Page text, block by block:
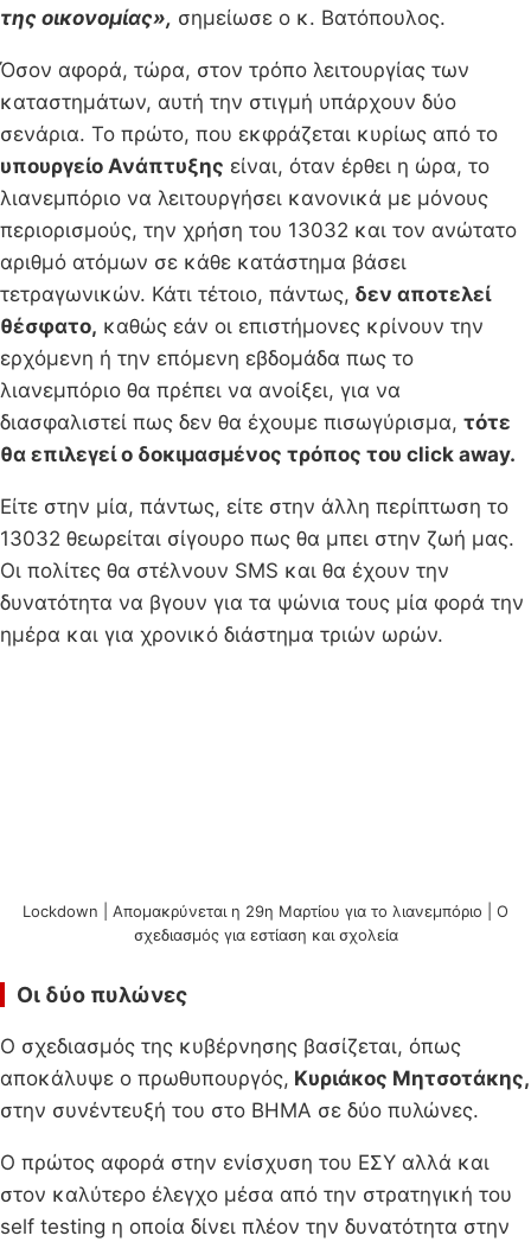
της οικονομίας», σημείωσε ο κ. Βατόπουλος.
Όσον αφορά, τώρα, στον τρόπο λειτουργίας των
καταστημάτων, αυτή την στιγμή υπάρχουν δύο
σενάρια. Το πρώτο, που εκφράζεται κυρίως από το
υπουργείο Ανάπτυξης είναι, όταν έρθει η ώρα, το
λιανεμπόριο να λειτουργήσει κανονικά με μόνους
περιορισμούς, την χρήση του 13032 και τον ανώτατο
αριθμό ατόμων σε κάθε κατάστημα βάσει
τετραγωνικών. Κάτι τέτοιο, πάντως, δεν αποτελεί
θέσφατο, καθώς εάν οι επιστήμονες κρίνουν την
ερχόμενη ή την επόμενη εβδομάδα πως το
λιανεμπόριο θα πρέπει να ανοίξει, για να
διασφαλιστεί πως δεν θα έχουμε πισωγύρισμα, τότε
θα επιλεγεί ο δοκιμασμένος τρόπος του click away.
Είτε στην μία, πάντως, είτε στην άλλη περίπτωση το
13032 θεωρείται σίγουρο πως θα μπει στην ζωή μας.
Οι πολίτες θα στέλνουν SMS και θα έχουν την
δυνατότητα να βγουν για τα ψώνια τους μία φορά την
ημέρα και για χρονικό διάστημα τριών ωρών.
Lockdown | Απομακρύνεται η 29η Μαρτίου για το λιανεμπόριο | Ο
σχεδιασμός για εστίαση και σχολεία
Οι δύο πυλώνες
Ο σχεδιασμός της κυβέρνησης βασίζεται, όπως
αποκάλυψε ο πρωθυπουργός, Κυριάκος Μητσοτάκης,
στην συνέντευξή του στο ΒΗΜΑ σε δύο πυλώνες.
Ο πρώτος αφορά στην ενίσχυση του ΕΣΥ αλλά και
στον καλύτερο έλεγχο μέσα από την στρατηγική του
self testing η οποία δίνει πλέον την δυνατότητα στην